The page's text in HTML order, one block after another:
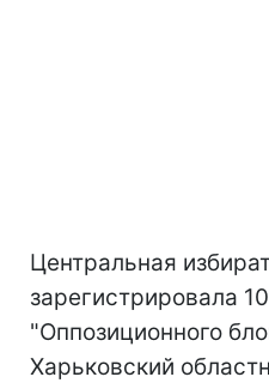
Центральная
зарегистрировала
"Оппозиционного
Харьковский